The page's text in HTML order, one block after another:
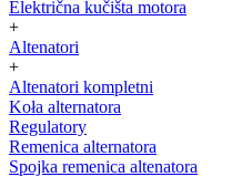
Električna kučišta motora
+
Altenatori
+
Altenatori kompletni
Koła alternatora
Regulatory
Remenica alternatora
Spojka remenica altenatora